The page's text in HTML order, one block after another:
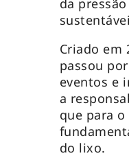
da
Criado em
passou
eventos e
a
que para
do lixo.